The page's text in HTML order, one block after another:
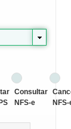
Consultar
NFS-e
NFS-